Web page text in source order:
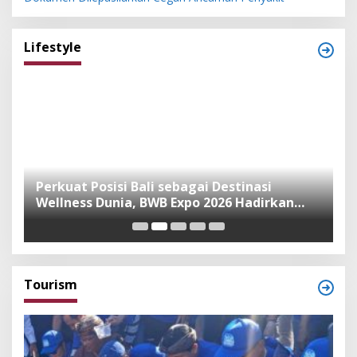
Lifestyle
Perkuat Posisi Bali sebagai Destinasi
Wellness Dunia, BWB Expo 2026 Hadirkan
Exhibitor Nasional dan Global
Tourism